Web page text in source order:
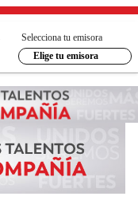
Selecciona tu emisora
Elige tu emisora